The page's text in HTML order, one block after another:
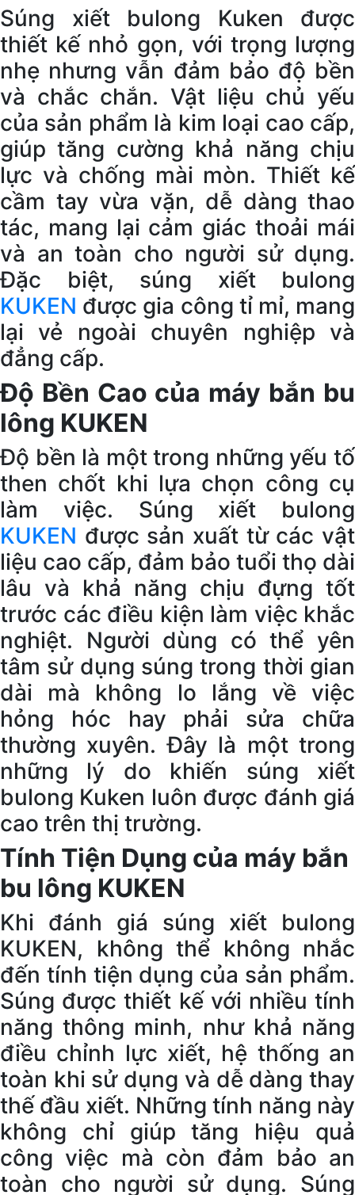
Súng xiết bulong Kuken được
thiết kế nhỏ gọn, với trọng lượng
nhẹ nhưng vẫn đảm bảo độ bền
và chắc chắn. Vật liệu chủ yếu
của sản phẩm là kim loại cao cấp,
giúp tăng cường khả năng chịu
lực và chống mài mòn. Thiết kế
cầm tay vừa vặn, dễ dàng thao
tác, mang lại cảm giác thoải mái
và an toàn cho người sử dụng.
Đặc biệt, súng xiết bulong
KUKEN được gia công tỉ mỉ, mang
lại vẻ ngoài chuyên nghiệp và
đẳng cấp.
Độ Bền Cao của máy bắn bu
lông KUKEN
Độ bền là một trong những yếu tố
then chốt khi lựa chọn công cụ
làm việc. Súng xiết bulong
KUKEN được sản xuất từ các vật
liệu cao cấp, đảm bảo tuổi thọ dài
lâu và khả năng chịu đựng tốt
trước các điều kiện làm việc khắc
nghiệt. Người dùng có thể yên
tâm sử dụng súng trong thời gian
dài mà không lo lắng về việc
hỏng hóc hay phải sửa chữa
thường xuyên. Đây là một trong
những lý do khiến súng xiết
bulong Kuken luôn được đánh giá
cao trên thị trường.
Tính Tiện Dụng của máy bắn
bu lông KUKEN
Khi đánh giá súng xiết bulong
KUKEN, không thể không nhắc
đến tính tiện dụng của sản phẩm.
Súng được thiết kế với nhiều tính
năng thông minh, như khả năng
điều chỉnh lực xiết, hệ thống an
toàn khi sử dụng và dễ dàng thay
thế đầu xiết. Những tính năng này
không chỉ giúp tăng hiệu quả
công việc mà còn đảm bảo an
toàn cho người sử dụng. Súng